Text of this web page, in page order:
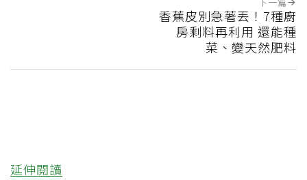
香蕉皮別急著丟！7種廚
房剩料再利用 還能種
菜、變天然肥料
延伸閱讀